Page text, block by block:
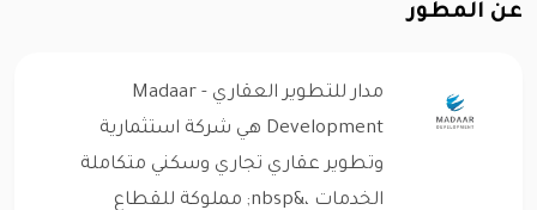
عن المطور
مدار للتطوير العقاري - Madaar
Development هي شركة استثمارية
وتطوير عقاري تجاري وسكني متكاملة
الخدمات ،&nbsp; مملوكة للقطاع